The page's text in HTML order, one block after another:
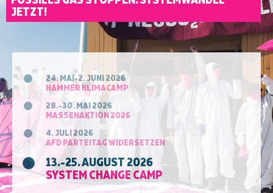
JETZT!
24. MAI-2. JUNI 2026
HAMMER KLIMACAMP
28.-30. MAI 2026
MASSENAKTION 2026
4. JULI 2026
AFD PARTEITAG WIDERSETZEN
13.-25. AUGUST 2026
SYSTEM CHANGE CAMP